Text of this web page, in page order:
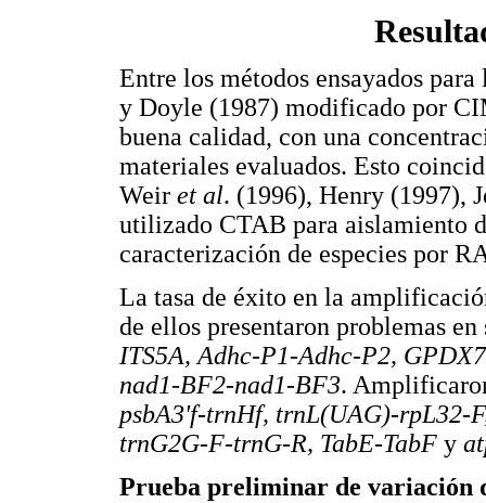
Entre los métodos ensayados
y Doyle (1987) modificado por
buena calidad, con una
materiales evaluados. Esto
Weir et al. (1996), Henry (1997),
utilizado CTAB para aislamiento
caracterización de especies por
La tasa de éxito en la
de ellos presentaron problemas
ITS5A, Adhc-P1-Adhc-P2,
nad1-BF2-nad1-BF3.
psbA3'f-trnHf, trnL(UAG)-rpL32-
trnG2G-F-trnG-R, TabE-TabF y
Prueba preliminar de variación